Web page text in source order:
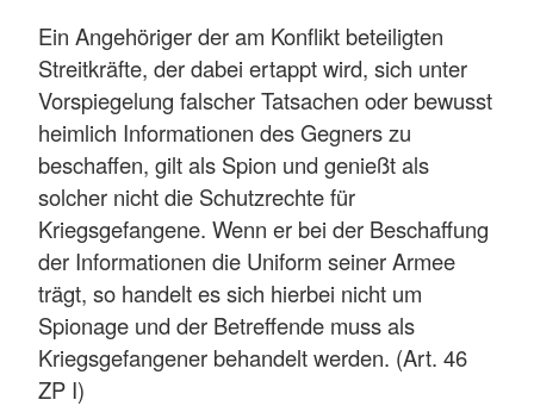
Ein Angehöriger der am Konflikt beteiligten
Streitkräfte, der dabei ertappt wird, sich unter
Vorspiegelung falscher Tatsachen oder bewusst
heimlich Informationen des Gegners zu
beschaffen, gilt als Spion und genießt als
solcher nicht die Schutzrechte für
Kriegsgefangene. Wenn er bei der Beschaffung
der Informationen die Uniform seiner Armee
trägt, so handelt es sich hierbei nicht um
Spionage und der Betreffende muss als
Kriegsgefangener behandelt werden. (Art. 46
ZP I)